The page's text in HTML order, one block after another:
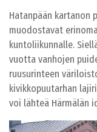
Hatanpään kartanon
muodostavat
kuntoliikunnalle.
vuotta vanhojen
ruusurinteen
kivikkopuutarhan
voi lähteä Härmälän